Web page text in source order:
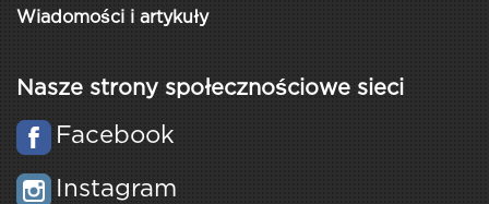
Wiadomości i artykuły
Nasze strony społecznościowe sieci
Facebook
Instagram